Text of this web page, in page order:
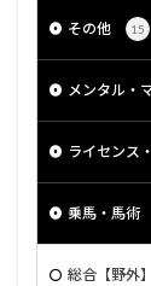
その他 15
メンタル・
ライセンス
乗馬・馬術
総合【野外